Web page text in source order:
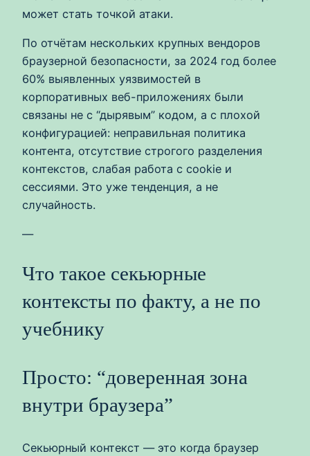
может стать точкой атаки.
По отчётам нескольких крупных вендоров
браузерной безопасности, за 2024 год более
60% выявленных уязвимостей в
корпоративных веб-приложениях были
связаны не с “дырявым” кодом, а с плохой
конфигурацией: неправильная политика
контента, отсутствие строгого разделения
контекстов, слабая работа с cookie и
сессиями. Это уже тенденция, а не
случайность.
—
Что такое секьюрные
контексты по факту, а не по
учебнику
Просто: “доверенная зона
внутри браузера”
Секьюрный контекст — это когда браузер